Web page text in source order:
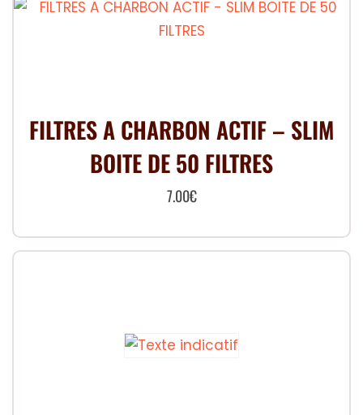
Les
options
sur
la
du
FILTRES A CHARBON ACTIF – SLIM
BOITE DE 50 FILTRES
7.00€